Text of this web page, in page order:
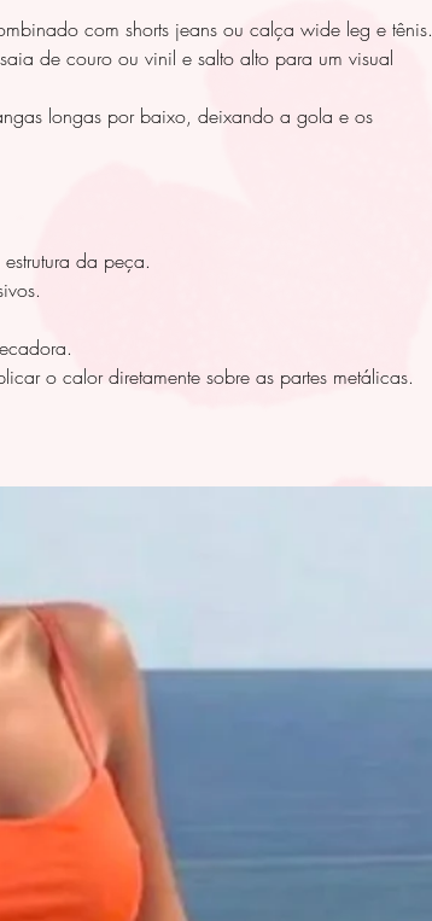
com shorts jeans ou calça wide leg e tênis.
de couro ou vinil e salto alto para um visual
longas por baixo, deixando a gola e os
da peça.
o calor diretamente sobre as partes metálicas.